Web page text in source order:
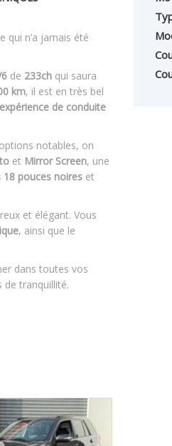
qui n’a jamais été
de 233ch qui saura
km, il est en très bel
expérience de conduite
notables, on
et Mirror Screen, une
18 pouces noires et
et élégant. Vous
, ainsi que le
dans toutes vos
de tranquillité.